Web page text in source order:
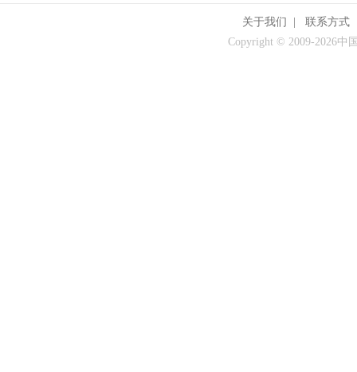
关于我们 |联系方式
Copyright © 2009-2026中